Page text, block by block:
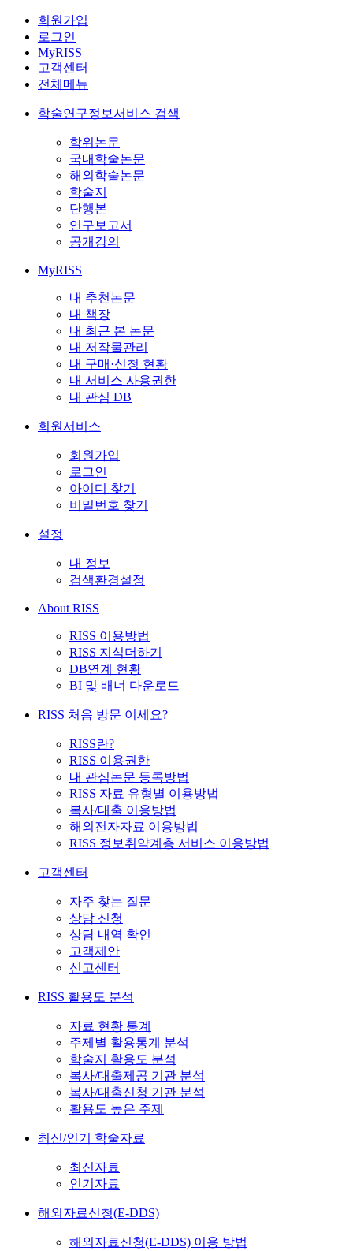
회원가입
로그인
MyRISS
고객센터
전체메뉴
학술연구정보서비스 검색
학위논문
국내학술논문
해외학술논문
학술지
단행본
연구보고서
공개강의
MyRISS
내 추천논문
내 책장
내 최근 본 논문
내 저작물관리
내 구매·신청 현황
내 서비스 사용권한
내 관심 DB
회원서비스
회원가입
로그인
아이디 찾기
비밀번호 찾기
설정
내 정보
검색환경설정
About RISS
RISS 이용방법
RISS 지식더하기
DB연계 현황
BI 및 배너 다운로드
RISS 처음 방문 이세요?
RISS란?
RISS 이용권한
내 관심논문 등록방법
RISS 자료 유형별 이용방법
복사/대출 이용방법
해외전자자료 이용방법
RISS 정보취약계층 서비스 이용방법
고객센터
자주 찾는 질문
상담 신청
상담 내역 확인
고객제안
신고센터
RISS 활용도 분석
자료 현황 통계
주제별 활용통계 분석
학술지 활용도 분석
복사/대출제공 기관 분석
복사/대출신청 기관 분석
활용도 높은 주제
최신/인기 학술자료
최신자료
인기자료
해외자료신청(E-DDS)
해외자료신청(E-DDS) 이용 방법